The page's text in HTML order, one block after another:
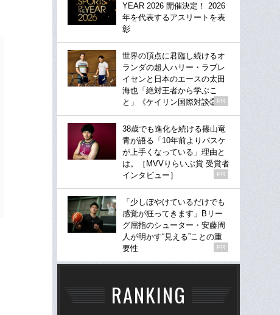
YEAR 2026 開催決定！ 2026
年を代表するアスリートを表
彰
世界の頂点に君臨し続けるオ
ランダの超人ハリー・ラブレ
イセンと日本のエースの太田
海也「絶対王者から学ぶこ
と」《ケイリン国際対談②》
PR
38歳でも進化を続ける篠山竜
青が語る「10年前よりバスケ
が上手くなっている」理由と
は。［MVVりらいぶ賞 受賞者
インタビュー］
PR
「少しぼやけているだけでも
感覚が狂ってきます」Bリー
グ屈指のシューター・安藤周
人が明かす“見える”ことの重
要性
PR
RANKING